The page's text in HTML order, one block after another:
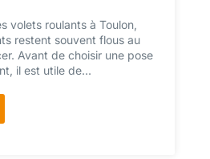
volets roulants à Toulon,
restent souvent flous au
Avant de choisir une pose
il est utile de...